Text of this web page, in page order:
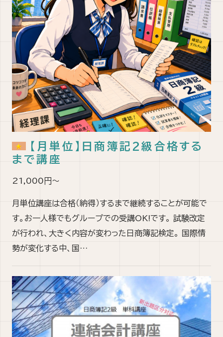
【月単位】日商簿記2級合格する
まで講座
21,000円～
月単位講座は合格（納得）するまで継続することが可能で
す。お一人様でもグループでの受講OK!です。 試験改定
が行われ、大きく内容が変わった日商簿記検定。 国際情
勢が変化する中、国…